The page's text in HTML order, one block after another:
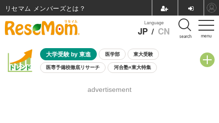
menu
Language
JP / CN search
大学受験 by 東進 医学部 東大受験
医専予備校徹底リサーチ 河合塾×東大特集
8月開催学校説明会・相談会
advertisement
リセマム メンバーズ